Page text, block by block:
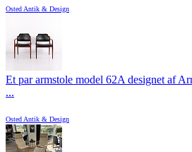
Osted Antik & Design
Et par armstole model 62A designet af
...
Osted Antik & Design